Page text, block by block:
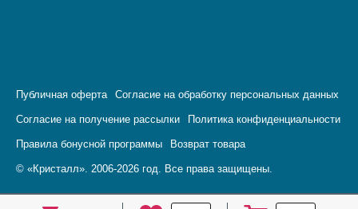
© «Кристалл». 2006-2026 год. Все права защищены.
Публичная оферта Согласие на обработку персональных данных
Согласие на получение рассылки Политика конфиденциальности
Правила бонусной программы Возврат товара